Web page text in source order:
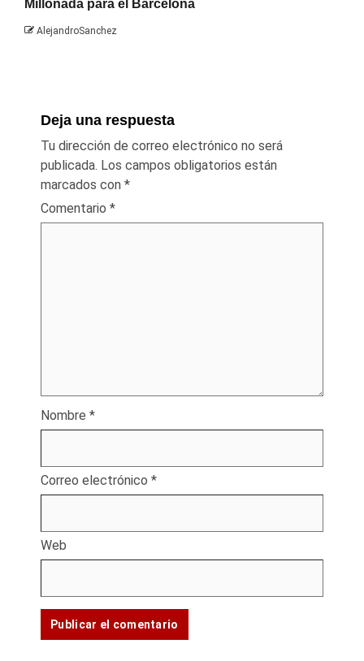
Millonada para el Barcelona
AlejandroSanchez
Deja una respuesta
Tu dirección de correo electrónico no será
publicada. Los campos obligatorios están
marcados con *
Comentario *
Nombre *
Correo electrónico *
Web